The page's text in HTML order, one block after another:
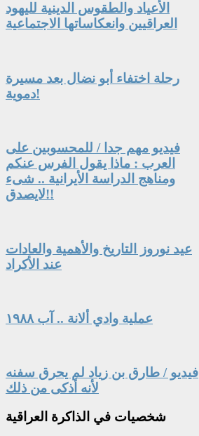
الأعياد والطقوس الدينية لليهود
العراقيين وانعكاساتها الاجتماعية
رحلة اختفاء أبو نضال بعد مسيرة
دموية!
فيديو مهم جدا / للمحسوبين على
العرب : ماذا يقول الفرس عنكم
ومناهج الدراسة الأيرانية .. شىء
لايصدق!!
عيد نوروز التاريخ والأهمية والعادات
عند الأكراد
عملية وادي ألانة .. آب ١٩٨٨
فيديو / طارق بن زياد لم يحرق سفنه
لأنه أذكى من ذلك
شخصيات في الذاكرة العراقية